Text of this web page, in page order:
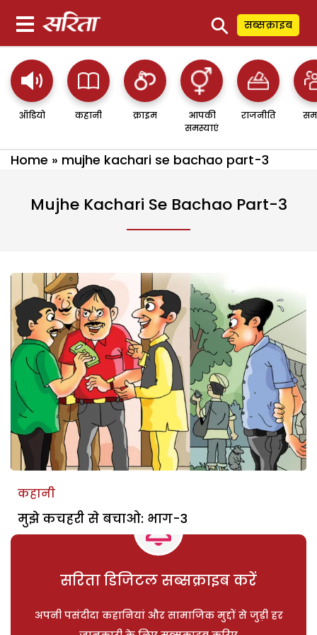
⚲ सब्सक्राइब
ऑडियो कहानी क्राइम
आपकी
समस्याएं
राजनीति
Home » mujhe kachari se bachao part-3
Mujhe Kachari Se Bachao Part-3
कहानी
मुझे कचहरी से बचाओ: भाग-3
सरिता डिजिटल सब्सक्राइब करें
अपनी पसंदीदा कहानियां और सामाजिक मुद्दों से जुड़ी हर